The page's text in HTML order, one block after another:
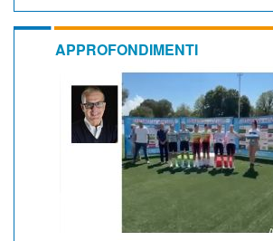
APPROFONDIMENTI